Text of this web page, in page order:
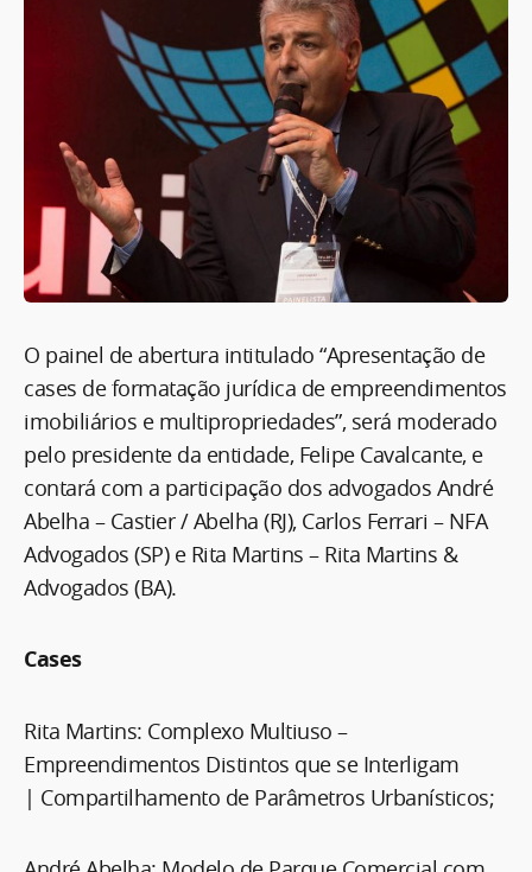
O painel de abertura intitulado “Apresentação de
cases de formatação jurídica de empreendimentos
imobiliários e multipropriedades”, será moderado
pelo presidente da entidade, Felipe Cavalcante, e
contará com a participação dos advogados André
Abelha – Castier / Abelha (RJ), Carlos Ferrari – NFA
Advogados (SP) e Rita Martins – Rita Martins &
Advogados (BA).
Cases
Rita Martins: Complexo Multiuso –
Empreendimentos Distintos que se Interligam
| Compartilhamento de Parâmetros Urbanísticos;